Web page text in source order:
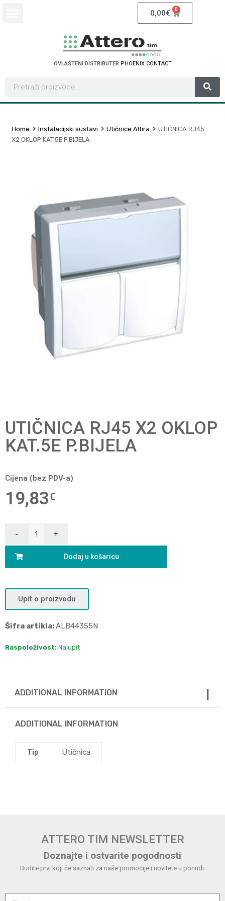
0,00€ 0
OVLAŠTENI DISTRIBUTER PHOENIX CONTACT
Home Instalacijski sustavi Utičnice Altira
UTIČNICA RJ45
X2 OKLOP KAT.5E P.BIJELA
UTIČNICA RJ45 X2 OKLOP
KAT.5E P.BIJELA
Cijena (bez PDV-a)
19,83€
Dodaj u košaricu
Upit o proizvodu
Šifra artikla:ALB44355N
Raspoloživost: Na upit
ADDITIONAL INFORMATION
ADDITIONAL INFORMATION
Tip Utičnica
ATTERO TIM NEWSLETTER
Doznajte i ostvarite pogodnosti
Budite prvi koji će saznati za naše promocije i novitete u ponudi.